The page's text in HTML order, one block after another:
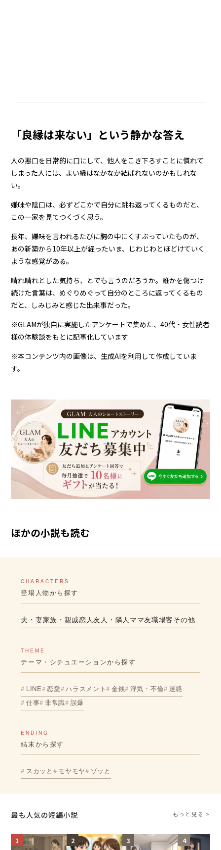
「良縁は来ない」という静かな答え
人の悪口を日常的に口にして、他人をこき下ろすことに慣れて
しまった人には、よい縁はなかなか結ばれないのかもしれな
い。
嫌味や陰口は、必ずどこかで自分に跳ね返ってくるものだと、
この一家を見てつくづく思う。
長年、嫌味を言われるたびに胸の中にくすぶっていたものが、
あの新築から10年以上が経ったいま、じわじわとほどけていく
ような感覚がある。
晴れ晴れとした気持ち、とでも言うのだろうか。誰かを傷つけ
続けた言葉は、めぐりめぐって自分のところに返ってくるもの
だと、しみじみと感じた出来事だった。
※GLAMが独自に実施したアンケートで集めた、40代・女性読者
様の体験談をもとに記事化しています
※本コンテンツ内の画像は、生成AIを利用して作成していま
す。
ほかの小説も読む
CHARACTERS
登場人物から探す
夫・妻家族・親戚恋人友人・隣人 ママ友職場客その他
THEME
テーマ・シチュエーションから探す
LINE 恋愛 ハラスメント 金銭 浮気・不倫 迷惑
仕事 非常識 誤爆
ENDING
結末から探す
スカッと モヤモヤ ゾッと
最も人気の短編小説 もっと見る >
1 2 3 4